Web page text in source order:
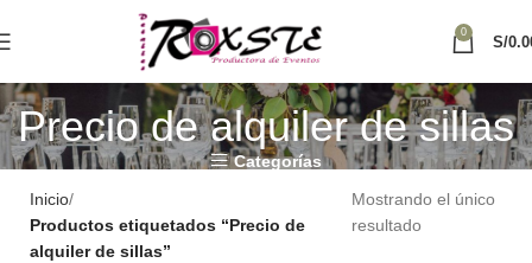
0
S/
Precio de alquiler de sillas
Categorías
Inicio
Productos etiquetados “Precio de
alquiler de sillas”
Mostrando el único
resultado